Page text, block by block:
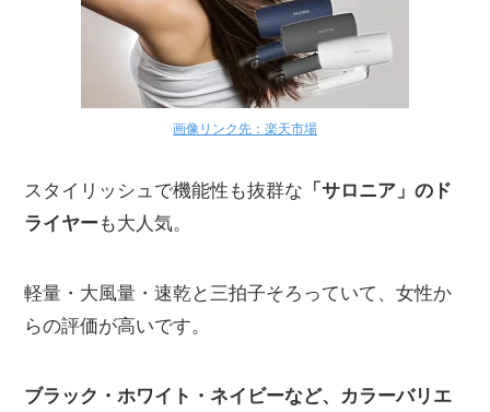
画像リンク先：楽天市場
スタイリッシュで機能性も抜群な 「サロニア」のド
ライヤーも大人気。
軽量・大風量・速乾と三拍子そろっていて、女性か
らの評価が高いです。
ブラック・ホワイト・ネイビーなど、カラーバリエ